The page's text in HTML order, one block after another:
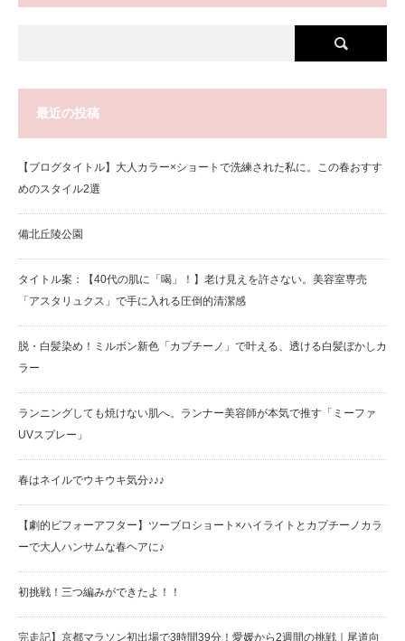
最近の投稿
【ブログタイトル】大人カラー×ショートで洗練された私に。この春おすす
めのスタイル2選
備北丘陵公園
タイトル案：【40代の肌に「喝」！】老け見えを許さない。美容室専売
「アスタリュクス」で手に入れる圧倒的清潔感
脱・白髪染め！ミルボン新色「カプチーノ」で叶える、透ける白髪ぼかしカ
ラー
ランニングしても焼けない肌へ。ランナー美容師が本気で推す「ミーファ
UVスプレー」
春はネイルでウキウキ気分♪♪♪
【劇的ビフォーアフター】ツーブロショート×ハイライトとカプチーノカラ
ーで大人ハンサムな春ヘアに♪
初挑戦！三つ編みができたよ！！
完走記】京都マラソン初出場で3時間39分！愛媛から2週間の挑戦｜尾道向